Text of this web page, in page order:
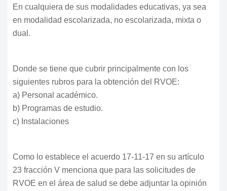
En cualquiera de sus modalidades educativas, ya sea
en modalidad escolarizada, no escolarizada, mixta o
dual.
Donde se tiene que cubrir principalmente con los
siguientes rubros para la obtención del RVOE:
a) Personal académico.
b) Programas de estudio.
c) Instalaciones
Como lo establece el acuerdo 17-11-17 en su artículo
23 fracción V menciona que para las solicitudes de
RVOE en el área de salud se debe adjuntar la opinión